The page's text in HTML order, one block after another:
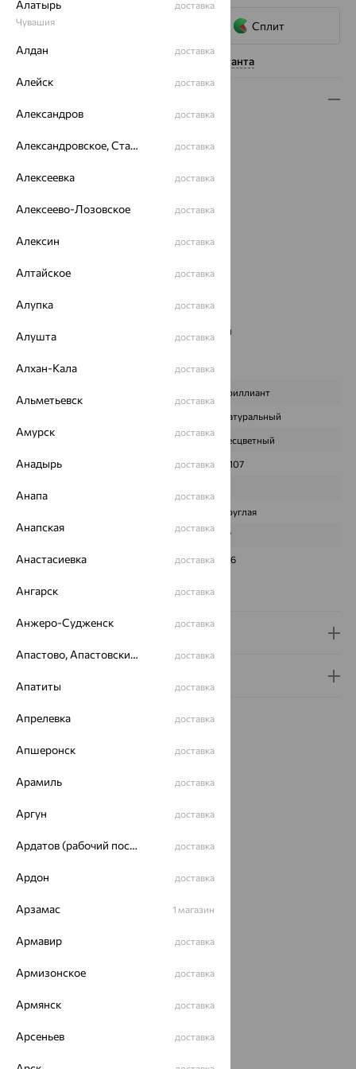
Сплит
Нужна помощь консультанта
Вес:0.48
Цвет металла:
Проба:
Вставка:
Коллекции:
Цвет вставки:
Наименование цвета вставки:
Бесцветный
Характеристика вставки:
Бриллиант
Натуральный
ЦВЕТ Бесцветный
ВЕС 0,107
Круглая
ГРАНЕЙ 57
ЧИСТОТА 3/6
Сертификаты на камни
Доставка и оплата
Похожие изделия
Серьга,
бриллиант,
13 244
36 789
Непарные
золото,
Delta
33 201
92 226₽
Алатырь
Чувашия
доставка
Алдан доставка
Алейск доставка
Александров доставка
Александровское, Ставропольский край доставка
Алексеевка доставка
Алексеево-Лозовское доставка
Алексин доставка
Алтайское доставка
Алупка доставка
Алушта доставка
Алхан-Кала доставка
Альметьевск доставка
Амурск доставка
Анадырь доставка
Анапа доставка
Анапская доставка
Анастасиевка доставка
Ангарск доставка
Анжеро-Судженск доставка
Апастово, Апастовский район доставка
Апатиты доставка
Апрелевка доставка
Апшеронск доставка
Арамиль доставка
Аргун доставка
Ардатов (рабочий поселок) доставка
Ардон доставка
Арзамас 1 магазин
Армавир доставка
Армизонское доставка
Армянск доставка
Арсеньев доставка